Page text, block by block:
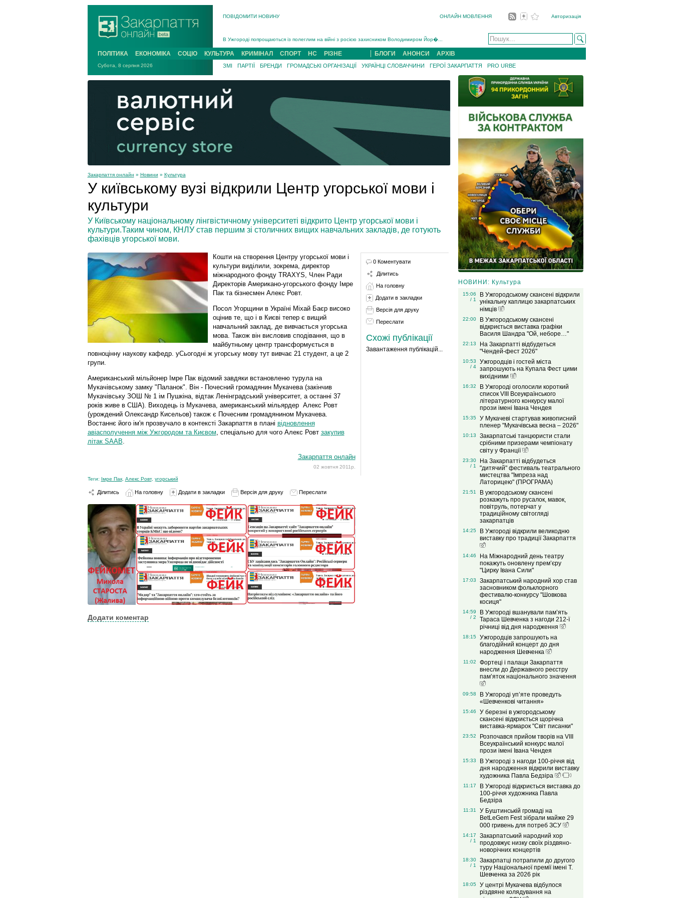
ПОВІДОМИТИ НОВИНУ ОНЛАЙН МОВЛЕННЯ Авторизація
В Ужгороді попрощаються із полеглим на війні з росією захисником Володимиром Йор�...
В Ужгороді 5 серпня попрощаються із захисником Богданом Югасом, який два роки �...
Підтвердили загибель захисника із Нанкова на Хустщині Юліана Гербея (ФОТО)[/gree...
На війні з рф поліг військовий з Виноградова Ігнат Роздяловський (ФОТО)...
На Хустщині внаслідок ДТП за участі трьох авто постраждали 13 людей (ФОТО)...
Інструктора районного ТЦК на Закарпатті судитимуть за обвинувачен...
ПОЛІТИКА ЕКОНОМІКА СОЦІО КУЛЬТУРА КРИМІНАЛ СПОРТ НС РІЗНЕ БЛОГИ АНОНСИ АРХІВ
Субота, 8 серпня 2026 ЗМІ ПАРТІЇ БРЕНДИ ГРОМАДСЬКІ ОРГАНІЗАЦІЇ УКРАЇНЦІ СЛОВАЧЧИНИ ГЕРОЇ ЗАКАРПАТТЯ PRO URBE
Закарпаття онлайн » Новини » Культура
У київському вузі відкрили Центр угорської мови і
культури
У Київському національному лінгвістичному університеті відкрито Центр угорської мови і
культури.Таким чином, КНЛУ став першим зі столичних вищих навчальних закладів, де готують
фахівців угорської мови.
Кошти на створення Центру угорської мови і
культури виділили, зокрема, директор
міжнародного фонду TRAXYS, Член Ради
Директорів Американо-угорського фонду Імре
Пак та бізнесмен Алекс Ровт.
Посол Угорщини в Україні Міхай Баєр високо
оцінив те, що і в Києві тепер є вищий
навчальний заклад, де вивчається угорська
мова. Також він висловив сподівання, що в
майбутньому центр трансформується в
повноцінну наукову кафедр. уСьогодні ж угорську мову тут вивчає 21 студент, а це 2
групи.
Американський мільйонер Імре Пак відомий завдяки встановленю турула на
Мукачівському замку "Паланок". Він - Почесний громадянин Мукачева (закінчив
Мукачівську ЗОШ № 1 ім Пушкіна, відтак Ленінградський університет, а останні 37
років живе в США). Виходець із Мукачева, американський мільярдер Алекс Ровт
(урождений Олександр Кисельов) також є Почесним громадянином Мукачева.
Востаннє його ім'я прозвучало в контексті Закарпаття в плані відновлення
авіасполучення між Ужгородом та Києвом , спеціально для чого Алекс Ровт закупив
літак SAAB
Закарпаття онлайн
02 жовтня 2011р.
Теги: Імре Пак, Алекс Ровт, угорський
Ділитись На головну Додати в закладки Версія для друку Переслати
Додати коментар
0 Коментувати
Ділитись
На головну
Додати в закладки
Версія для друку
Переслати
Схожі публікації
Завантаження публікацій...
НОВИНИ: Культура
15:06
/ 1
В Ужгородському скансені відкрили
унікальну каплицю закарпатських
німців
22:00
В Ужгородському скансені
відкриється виставка графіки
Василя Шандра "Ой, неборе…"
22:13
На Закарпатті відбудеться
"Чендей-фест 2026"
10:53
/ 4
Ужгородців і гостей міста
запрошують на Купала Фест цими
вихідними
16:32
В Ужгороді оголосили короткий
список VIІІ Всеукраїнського
літературного конкурсу малої
прози імені Івана Чендея
15:35
У Мукачеві стартував живописний
пленер "Мукачівська весна – 2026"
10:13
Закарпатські танцюристи стали
срібними призерами чемпіонату
світу у Франції
23:30
/ 1
На Закарпатті відбудеться
"дитячий" фестиваль театрального
мистецтва "Імпреза над
Латорицею" (ПРОГРАМА)
21:51
В ужгородському скансені
розкажуть про русалок, мавок,
повітруль, потерчат у
традиційному світогляді
закарпатців
14:25
В Ужгороді відкрили великодню
виставку про традиції Закарпаття
14:46
На Міжнародний день театру
покажуть оновлену прем’єру
"Цирку Івана Сили"
17:03
Закарпатський народний хор став
засновником фольклорного
фестивалю-конкурсу "Шовкова
косиця"
14:59
/ 2
В Ужгороді вшанували пам’ять
Тараса Шевченка з нагоди 212-ї
річниці від дня народження
18:15
Ужгородців запрошують на
благодійний концерт до дня
народження Шевченка
11:02
Фортеці і палаци Закарпаття
внесли до Державного реєстру
пам’яток національного значення
09:58
В Ужгороді уп’яте проведуть
«Шевченкові читання»
15:46
У березні в ужгородському
скансені відкриється щорічна
виставка-ярмарок "Світ писанки"
23:52
Розпочався прийом творів на VІIІ
Всеукраїнський конкурс малої
прози імені Івана Чендея
15:33
В Ужгороді з нагоди 100-річчя від
дня народження відкрили виставку
художника Павла Бедзіра
11:17
В Ужгороді відкриється виставка до
100-річчя художника Павла
Бедзіра
11:31
У Буштинській громаді на
BetLeGem Fest зібрали майже 29
000 гривень для потреб ЗСУ
14:17
/ 1
Закарпатський народний хор
продовжує низку своїх різдвяно-
новорічних концертів
18:30
/ 1
Закарпатці потрапили до другого
туру Національної премії імені Т.
Шевченка за 2026 рік
18:05
У центрі Мукачева відбулося
різдвяне колядування на